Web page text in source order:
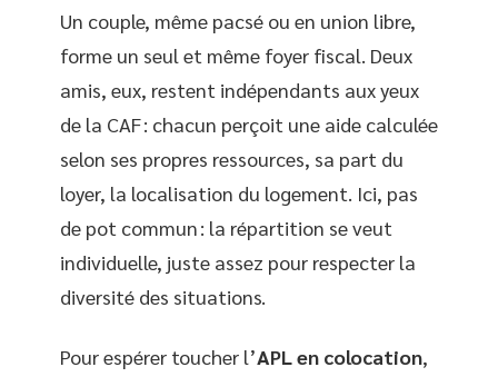
Un couple, même pacsé ou en union libre,
forme un seul et même foyer fiscal. Deux
amis, eux, restent indépendants aux yeux
de la CAF : chacun perçoit une aide calculée
selon ses propres ressources, sa part du
loyer, la localisation du logement. Ici, pas
de pot commun : la répartition se veut
individuelle, juste assez pour respecter la
diversité des situations.
Pour espérer toucher l’APL en colocation,